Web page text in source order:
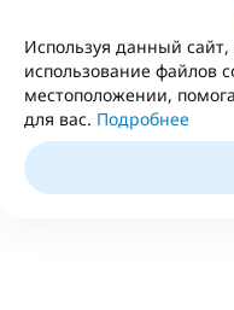
Используя данный
использование файлов
местоположении,
для вас. Подробнее